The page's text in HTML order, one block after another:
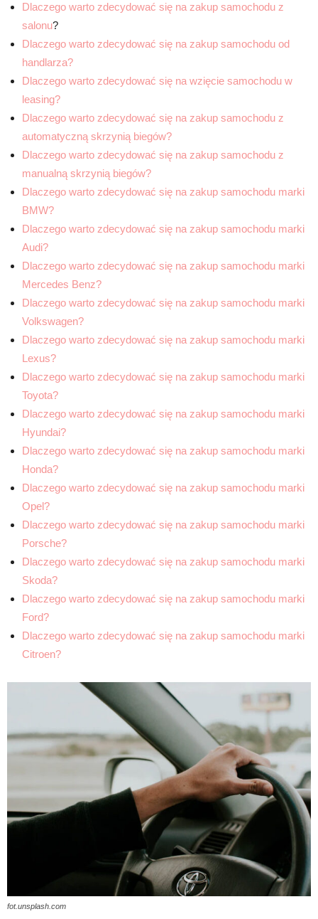
Dlaczego warto zdecydować się na zakup samochodu z
salonu?
Dlaczego warto zdecydować się na zakup samochodu od
handlarza?
Dlaczego warto zdecydować się na wzięcie samochodu w
leasing?
Dlaczego warto zdecydować się na zakup samochodu z
automatyczną skrzynią biegów?
Dlaczego warto zdecydować się na zakup samochodu z
manualną skrzynią biegów?
Dlaczego warto zdecydować się na zakup samochodu marki
BMW?
Dlaczego warto zdecydować się na zakup samochodu marki
Audi?
Dlaczego warto zdecydować się na zakup samochodu marki
Mercedes Benz?
Dlaczego warto zdecydować się na zakup samochodu marki
Volkswagen?
Dlaczego warto zdecydować się na zakup samochodu marki
Lexus?
Dlaczego warto zdecydować się na zakup samochodu marki
Toyota?
Dlaczego warto zdecydować się na zakup samochodu marki
Hyundai?
Dlaczego warto zdecydować się na zakup samochodu marki
Honda?
Dlaczego warto zdecydować się na zakup samochodu marki
Opel?
Dlaczego warto zdecydować się na zakup samochodu marki
Porsche?
Dlaczego warto zdecydować się na zakup samochodu marki
Skoda?
Dlaczego warto zdecydować się na zakup samochodu marki
Ford?
Dlaczego warto zdecydować się na zakup samochodu marki
Citroen?
fot.unsplash.com